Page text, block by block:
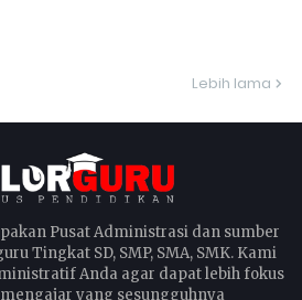
Lebih lama
Pusat Administrasi dan sumber
Tingkat SD, SMP, SMA, SMK. Kami
Anda agar dapat lebih fokus
yang sesungguhnya